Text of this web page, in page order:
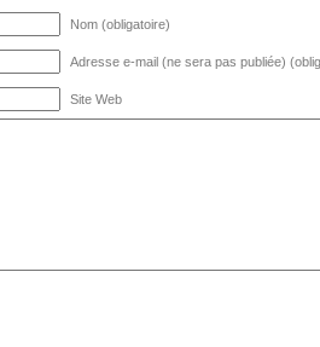
Nom (obligatoire)
Adresse e-mail (ne sera pas publiée)
Site Web